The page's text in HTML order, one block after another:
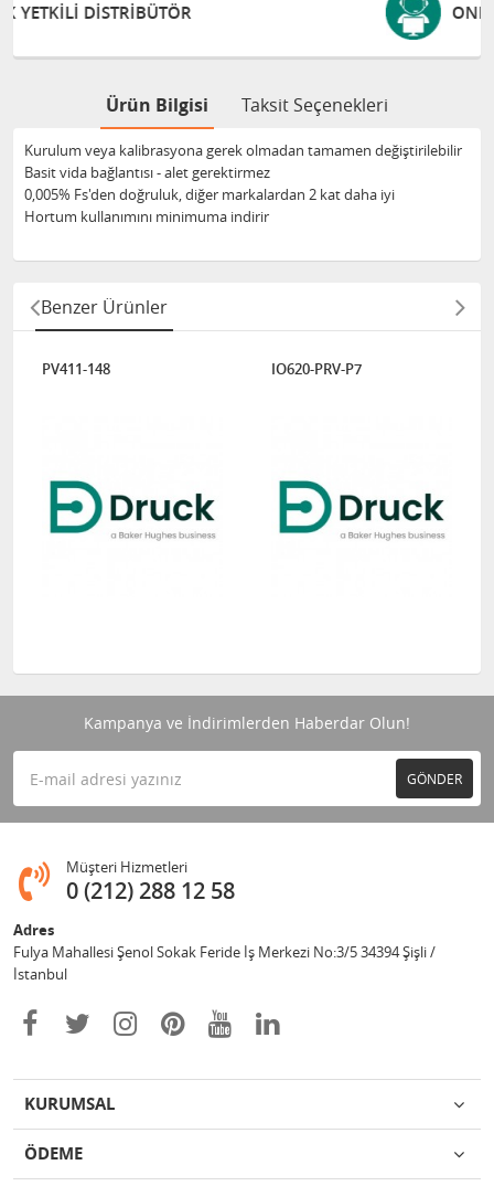
ONLINE DESTEK VE EĞITIM
Ürün Bilgisi Taksit Seçenekleri
Kurulum veya kalibrasyona gerek olmadan tamamen değiştirilebilir
Basit vida bağlantısı - alet gerektirmez
0,005% Fs'den doğruluk, diğer markalardan 2 kat daha iyi
Hortum kullanımını minimuma indirir
Benzer Ürünler
PV411-148 IO620-PRV-P7
Kampanya ve İndirimlerden Haberdar Olun!
GÖNDER
Müşteri Hizmetleri
0 (212) 288 12 58
Adres
Fulya Mahallesi Şenol Sokak Feride İş Merkezi No:3/5 34394 Şişli /
İstanbul
KURUMSAL
ÖDEME